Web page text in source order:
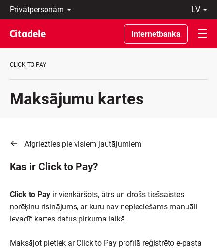
Privātpersonām
Uzņēmumiem
Private
Banking
Par
C
lv
Latviski
По-
русски
In
Internetbanka
CLICK TO PAY
Maksājumu kartes
Atgriezties pie visiem jautājumiem
Kas ir Click to Pay?
Click to Pay ir vienkāršots, ātrs un drošs tiešsaistes
norēķinu risinājums, ar kuru nav nepieciešams manuāli
ievadīt kartes datus pirkuma laikā.
Maksājot pietiek ar Click to Pay profilā reģistrēto e-pasta